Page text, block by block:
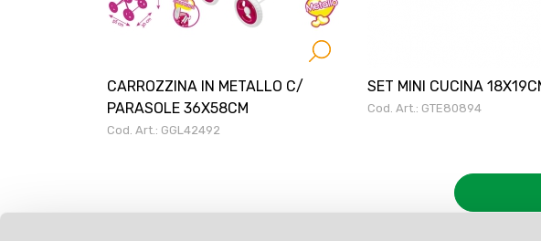
CARROZZINA IN METALLO C/
PARASOLE 36X58CM
Cod. Art.: GGL42492
SET MINI CUCINA
Cod. Art.: GTE80894